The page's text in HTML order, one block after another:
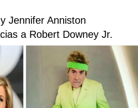
Jennifer Anniston
a Robert Downey Jr.